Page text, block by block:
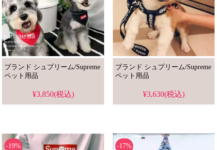
ブランド シュプリーム/Supreme
ペット用品
¥3,850(税込)
ブランド シュプリーム/Supreme
ペット用品
¥3,630(税込)
-19% -17%